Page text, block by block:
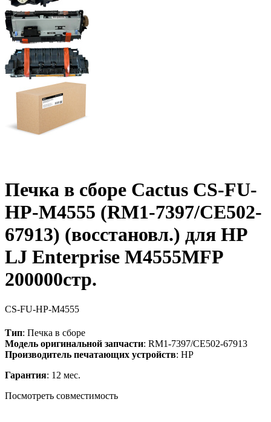
Печка в сборе Cactus CS-FU-
HP-M4555 (RM1-7397/CE502-
67913) (восстановл.) для HP
LJ Enterprise M4555MFP
200000стр.
CS-FU-HP-M4555
Тип: Печка в сборе
Модель оригинальной запчасти: RM1-7397/CE502-67913
Производитель печатающих устройств: HP
Гарантия: 12 мес.
Посмотреть совместимость